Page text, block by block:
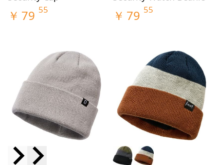
￥ 79 55 ￥ 79 55